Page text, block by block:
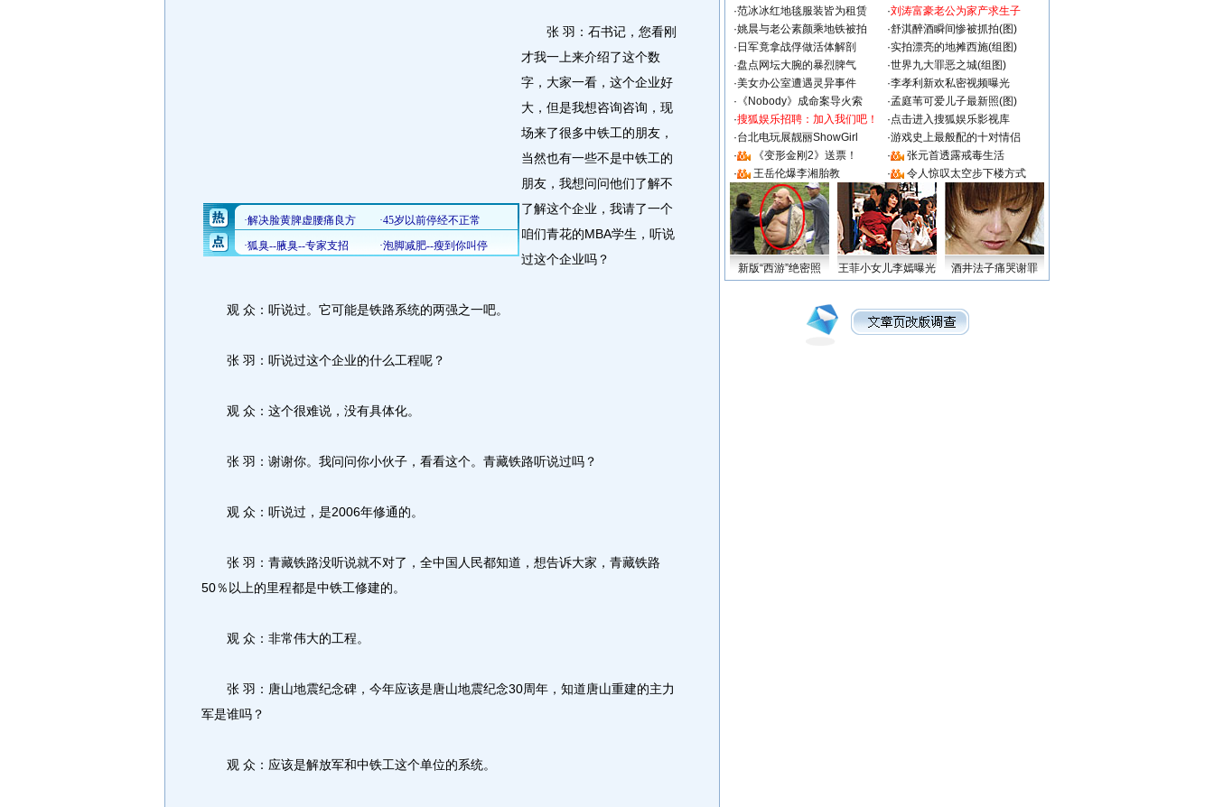
张 羽：石书记，您看刚
才我一上来介绍了这个数
字，大家一看，这个企业好
大，但是我想咨询咨询，现
场来了很多中铁工的朋友，
当然也有一些不是中铁工的
朋友，我想问问他们了解不
了解这个企业，我请了一个
咱们青花的MBA学生，听说
过这个企业吗？
观 众：听说过。它可能是铁路系统的两强之一吧。
张 羽：听说过这个企业的什么工程呢？
观 众：这个很难说，没有具体化。
张 羽：谢谢你。我问问你小伙子，看看这个。青藏铁路听说过吗？
观 众：听说过，是2006年修通的。
张 羽：青藏铁路没听说就不对了，全中国人民都知道，想告诉大家，青藏铁路
50％以上的里程都是中铁工修建的。
观 众：非常伟大的工程。
张 羽：唐山地震纪念碑，今年应该是唐山地震纪念30周年，知道唐山重建的主力
军是谁吗？
观 众：应该是解放军和中铁工这个单位的系统。
·范冰冰红地毯服装皆为租赁 ·刘涛富豪老公为家产求生子
·姚晨与老公素颜乘地铁被拍 ·舒淇醉酒瞬间惨被抓拍(图)
· 日军竟拿战俘做活体解剖 ·实拍漂亮的地摊西施(组图)
·盘点网坛大腕的暴烈脾气 ·世界九大罪恶之城(组图)
·美女办公室遭遇灵异事件 ·李孝利新欢私密视频曝光
· 《Nobody》成命案导火索 ·孟庭苇可爱儿子最新照(图)
·搜狐娱乐招聘：加入我们吧！ ·点击进入搜狐娱乐影视库
·台北电玩展靓丽ShowGirl ·游戏史上最般配的十对情侣
·
《变形金刚2》送票！ ·
张元首透露戒毒生活
·
王岳伦爆李湘胎教 · 令人惊叹太空步下楼方式
新版“西游”绝密照 王菲小女儿李嫣曝光 酒井法子痛哭谢罪